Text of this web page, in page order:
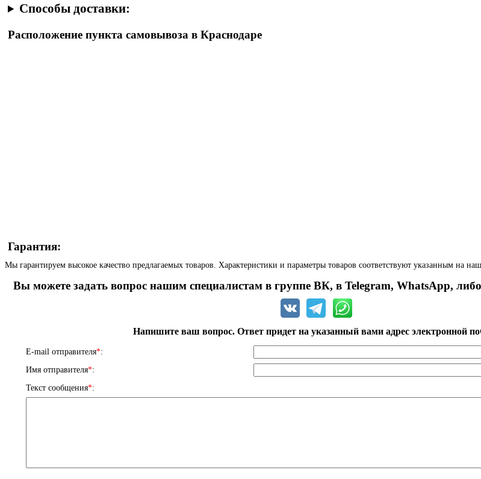
Способы доставки:
Расположение пункта самовывоза в Краснодаре
Гарантия:
Мы гарантируем высокое качество предлагаемых товаров. Характеристики и параметры товаров соответствуют указанным на
Вы можете задать вопрос нашим специалистам в группе ВК, в Telegram, WhatsApp,
Напишите ваш вопрос. Ответ придет на указанный вами адрес электронной
E-mail отправителя*:
Имя отправителя*:
Текст сообщения*: